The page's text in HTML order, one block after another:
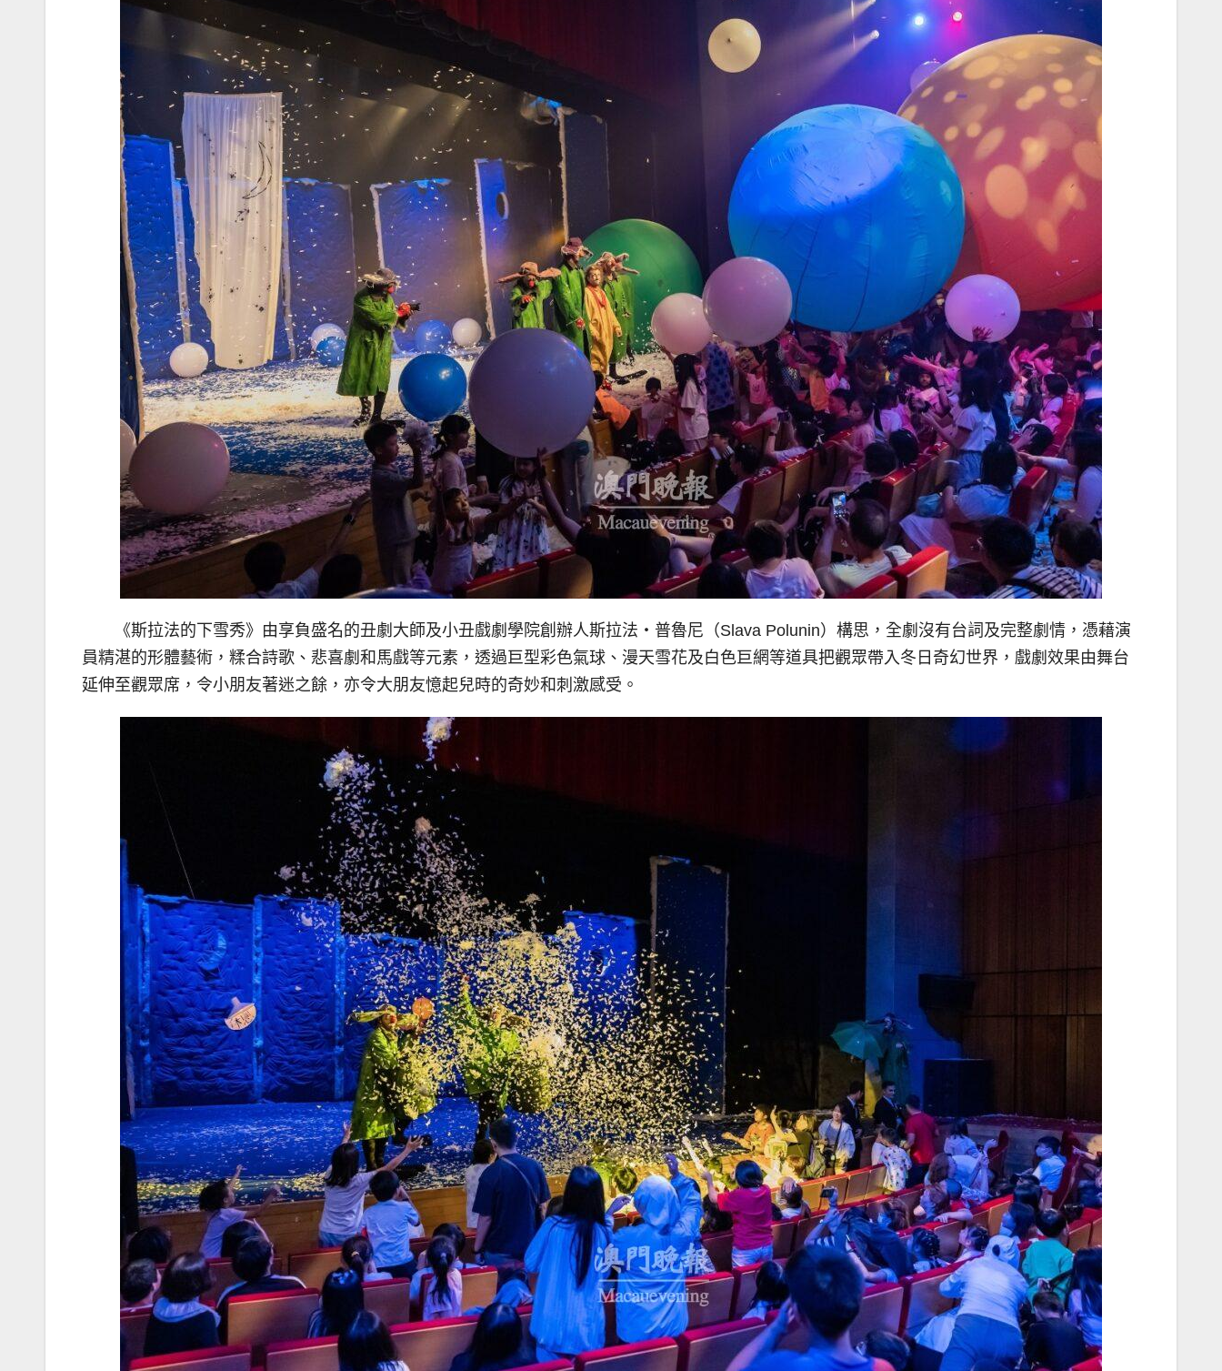
《斯拉法的下雪秀》由享負盛名的丑劇大師及小丑戲劇學院創辦人斯拉法‧普魯尼（Slava Polunin）構思，全劇沒有台詞及完整劇情，憑藉演
員精湛的形體藝術，糅合詩歌、悲喜劇和馬戲等元素，透過巨型彩色氣球、漫天雪花及白色巨網等道具把觀眾帶入冬日奇幻世界，戲劇效果由舞台
延伸至觀眾席，令小朋友著迷之餘，亦令大朋友憶起兒時的奇妙和刺激感受。